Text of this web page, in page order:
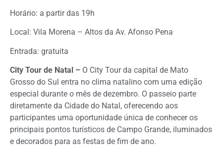
Horário: a partir das 19h
Local: Vila Morena – Altos da Av. Afonso Pena
Entrada: gratuita
City Tour de Natal – O City Tour da capital de Mato
Grosso do Sul entra no clima natalino com uma edição
especial durante o mês de dezembro. O passeio parte
diretamente da Cidade do Natal, oferecendo aos
participantes uma oportunidade única de conhecer os
principais pontos turísticos de Campo Grande, iluminados
e decorados para as festas de fim de ano.